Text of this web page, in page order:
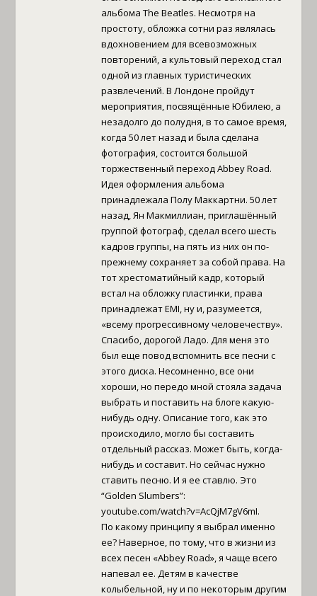
альбома The Beatles. Несмотря на
простоту, обложка сотни раз являлась
вдохновением для всевозможных
повторений, а культовый переход стал
одной из главных туристических
развлечений. В Лондоне пройдут
мероприятия, посвящённые Юбилею, а
незадолго до полудня, в то самое время,
когда 50 лет назад и была сделана
фотография, состоится большой
торжественный переход Abbey Road.
Идея оформления альбома
принадлежала Полу Маккартни. 50 лет
назад, Ян Макмиллиан, приглашённый
группой фотограф, сделал всего шесть
кадров группы, на пять из них он по-
прежнему сохраняет за собой права. На
тот хрестоматийный кадр, который
встал на обложку пластинки, права
принадлежат EMI, ну и, разумеется,
«всему прогрессивному человечеству».
Спасибо, дорогой Ладо. Для меня это
был еще повод вспомнить все песни с
этого диска. Несомненно, все они
хороши, но передо мной стояла задача
выбрать и поставить на блоге какую-
нибудь одну. Описание того, как это
происходило, могло бы составить
отдельный рассказ. Может быть, когда-
нибудь и составит. Но сейчас нужно
ставить песню. И я ее ставлю. Это
“Golden Slumbers”:
youtube.com/watch?v=AcQjM7gV6mI.
По какому принципу я выбрал именно
ее? Наверное, по тому, что в жизни из
всех песен «Abbey Road», я чаще всего
напевал ее. Детям в качестве
колыбельной, ну и по некоторым другим